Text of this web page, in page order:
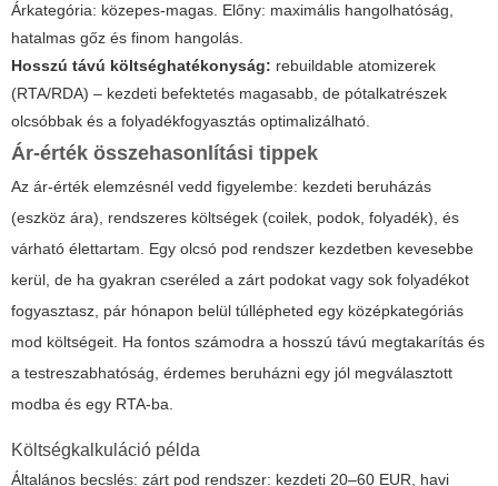
Árkategória: közepes-magas. Előny: maximális hangolhatóság,
hatalmas gőz és finom hangolás.
Hosszú távú költséghatékonyság: rebuildable atomizerek
(RTA/RDA) – kezdeti befektetés magasabb, de pótalkatrészek
olcsóbbak és a folyadékfogyasztás optimalizálható.
Ár-érték összehasonlítási tippek
Az ár-érték elemzésnél vedd figyelembe: kezdeti beruházás
(eszköz ára), rendszeres költségek (coilek, podok, folyadék), és
várható élettartam. Egy olcsó pod rendszer kezdetben kevesebbe
kerül, de ha gyakran cseréled a zárt podokat vagy sok folyadékot
fogyasztasz, pár hónapon belül túllépheted egy középkategóriás
mod költségeit. Ha fontos számodra a hosszú távú megtakarítás és
a testreszabhatóság, érdemes beruházni egy jól megválasztott
modba és egy RTA-ba.
Költségkalkuláció példa
Általános becslés: zárt pod rendszer: kezdeti 20–60 EUR, havi